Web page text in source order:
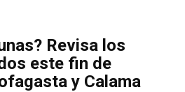
Revisa los
este fin de
y Calama